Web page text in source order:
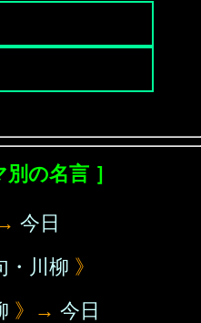
別の名言 ］
今日
・川柳 》
》→ 今日